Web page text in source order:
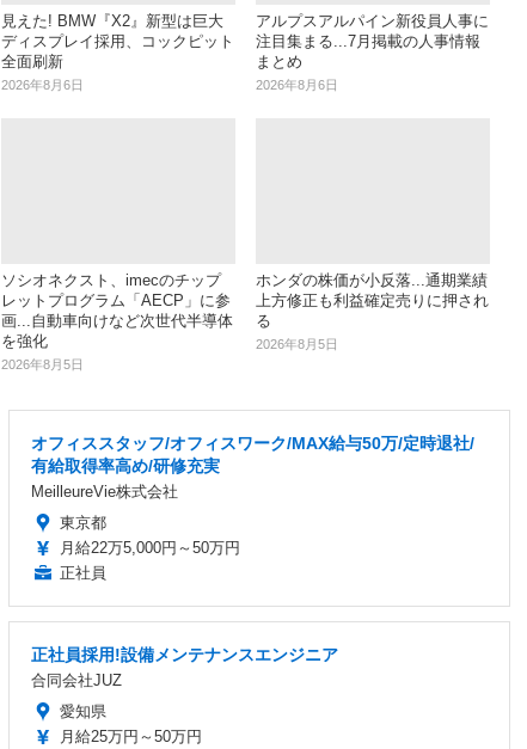
見えた! BMW『X2』新型は巨大
ディスプレイ採用、コックピット
全面刷新
2026年8月6日
アルプスアルパイン新役員人事に
注目集まる...7月掲載の人事情報
まとめ
2026年8月6日
ソシオネクスト、imecのチップ
レットプログラム「AECP」に参
画...自動車向けなど次世代半導体
を強化
2026年8月5日
ホンダの株価が小反落...通期業績
上方修正も利益確定売りに押され
る
2026年8月5日
オフィススタッフ/オフィスワーク/MAX給与50万/定時退社/
有給取得率高め/研修充実
MeilleureVie株式会社
東京都
月給22万5,000円～50万円
正社員
正社員採用!設備メンテナンスエンジニア
合同会社JUZ
愛知県
月給25万円～50万円